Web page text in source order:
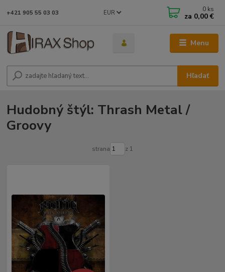
Menu
EUR
Hľadať
+421 905 55 03 03 0 ks
za 0,00 €
Hudobný štýl: Thrash Metal /
Groovy
strana z 1